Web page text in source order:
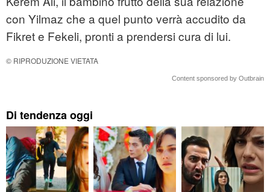
con Yilmaz che a quel punto verrà accudito da
Fikret e Fekeli, pronti a prendersi cura di lui.
© RIPRODUZIONE VIETATA
Content sponsored by Outbrain
Di tendenza oggi